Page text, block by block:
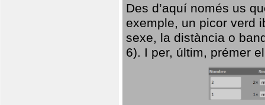
Des d’aquí només us
exemple, un picor verd
sexe, la distància o
6). I per, últim, prémer